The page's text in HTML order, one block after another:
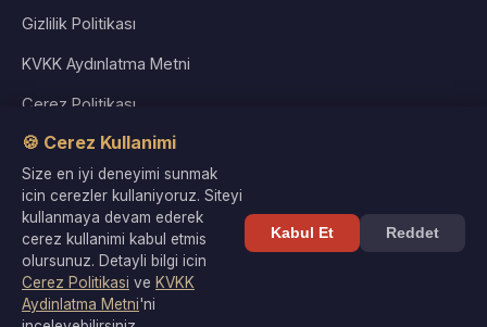
Gizlilik Politikası
KVKK Aydınlatma Metni
Çerez Politikası
Kullanım Koşulları
Site Haritası
© 2026 Kültür Denizi. Tüm hakları saklıdır. |
🍪 Cerez Kullanimi
Size en iyi deneyimi sunmak
icin cerezler kullaniyoruz. Siteyi
kullanmaya devam ederek
cerez kullanimi kabul etmis
olursunuz. Detayli bilgi icin
Cerez Politikasi ve KVKK
Aydinlatma Metni'ni
Kabul Et Reddet